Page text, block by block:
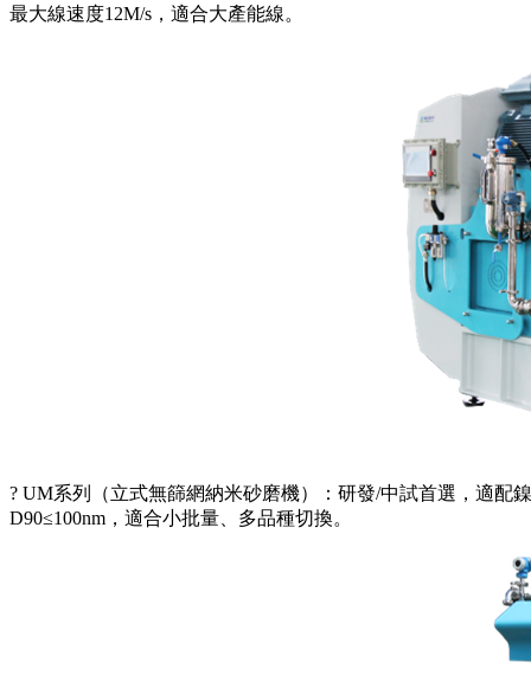
最大線速度12M/s，適合大產能線。
? UM系列（立式無篩網納米砂磨機）：研發/中試首選，適配
D90≤100nm，適合小批量、多品種切換。